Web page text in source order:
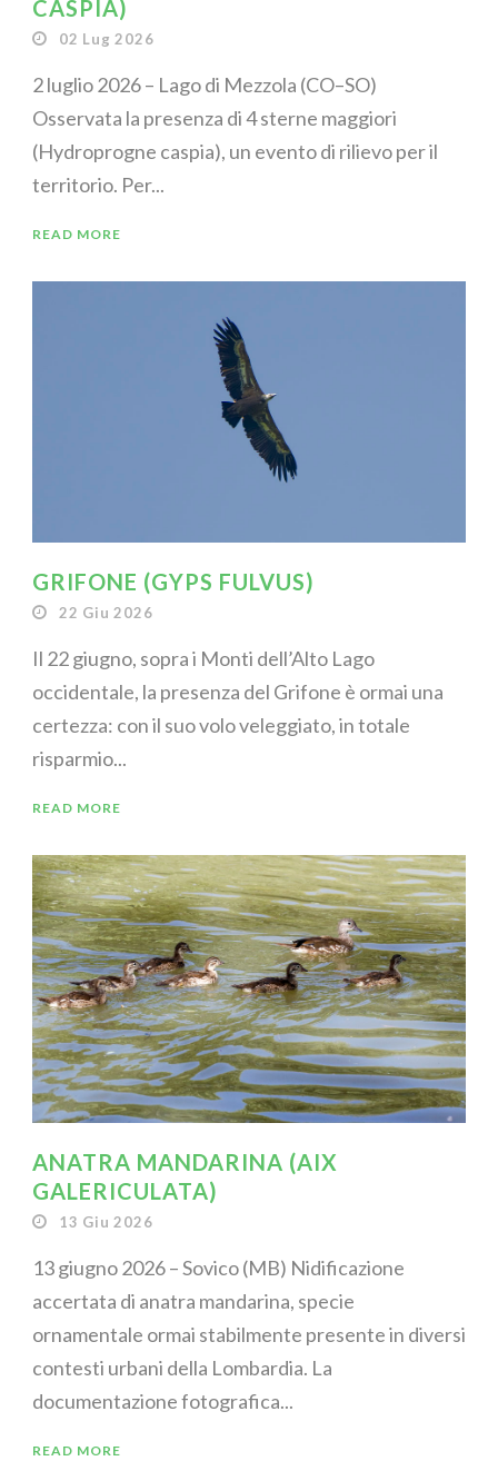
CASPIA)
02 Lug 2026
2 luglio 2026 – Lago di Mezzola (CO–SO)
Osservata la presenza di 4 sterne maggiori
(Hydroprogne caspia), un evento di rilievo per il
territorio. Per...
READ MORE
GRIFONE (GYPS FULVUS)
22 Giu 2026
Il 22 giugno, sopra i Monti dell’Alto Lago
occidentale, la presenza del Grifone è ormai una
certezza: con il suo volo veleggiato, in totale
risparmio...
READ MORE
ANATRA MANDARINA (AIX
GALERICULATA)
13 Giu 2026
13 giugno 2026 – Sovico (MB) Nidificazione
accertata di anatra mandarina, specie
ornamentale ormai stabilmente presente in diversi
contesti urbani della Lombardia. La
documentazione fotografica...
READ MORE